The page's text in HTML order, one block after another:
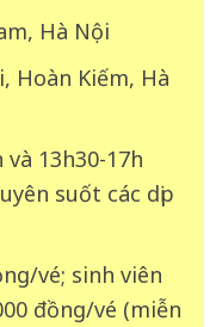
Hà Nội
Hoàn Kiếm, Hà
và 13h30-17h
suốt các dịp
vé; sinh viên
đồng/vé (miễn